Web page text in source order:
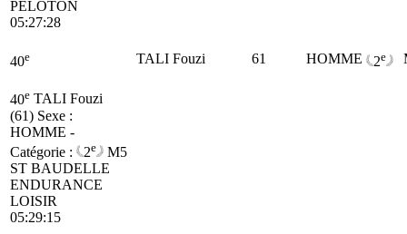
PELOTON
05:27:28
40e TALI Fouzi 61 HOMME 2e
40e TALI Fouzi
(61) Sexe :
HOMME -
Catégorie :
2e
M5
ST BAUDELLE
ENDURANCE
LOISIR
05:29:15